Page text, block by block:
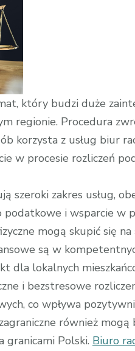
który budzi duże
regionie. Procedura
korzysta z usług biur
w procesie rozliczeń
szeroki zakres usług,
i wsparcie w
mogą skupić się
są w
dla lokalnych
i bezstresowe
co wpływa
również
granicami Polski. Biuro